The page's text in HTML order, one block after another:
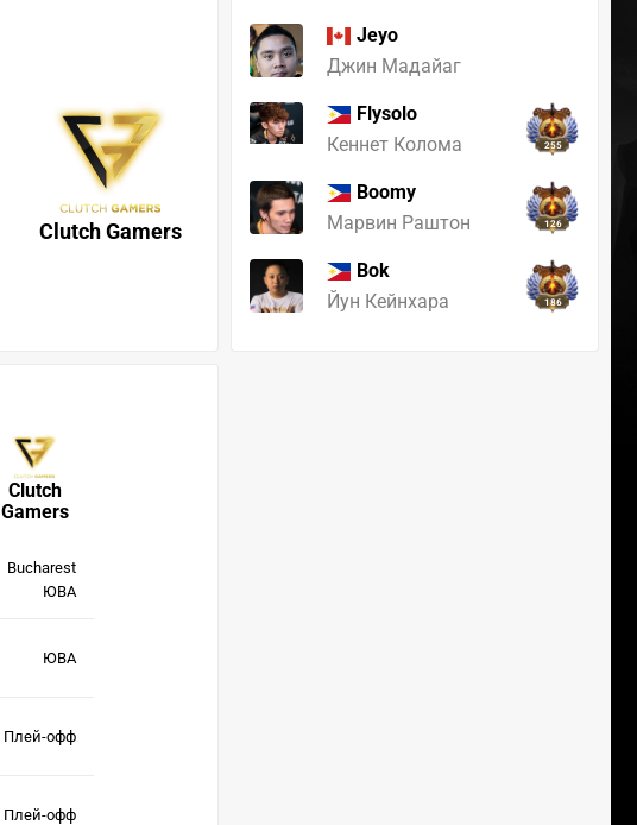
Jeyo
Джин Мадайаг
Flysolo
Кеннет Колома
255
Boomy
Марвин Раштон
126
Bok
Йун Кейнхара
186
Clutch Gamers
Clutch
Gamers
Bucharest
ЮВА
ЮВА
Плей-офф
Плей-офф